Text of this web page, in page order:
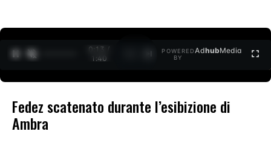
0:14 /
1:40
POWERED
BY
AdhubMedia
Fedez scatenato durante l’esibizione di
Ambra